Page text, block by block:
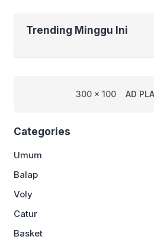
Trending Minggu Ini
300 x 100 AD
Categories
Umum
Balap
Voly
Catur
Basket